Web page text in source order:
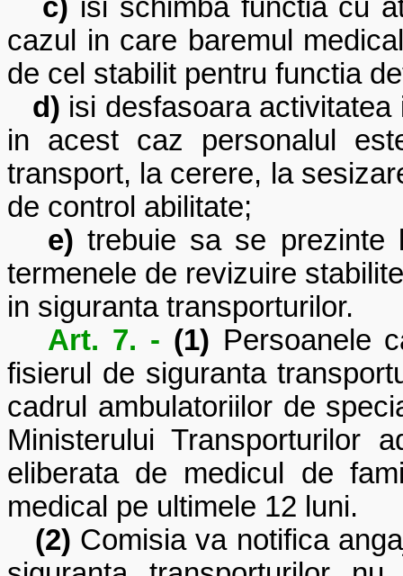
c) isi schimba functia cu
cazul in care baremul
de cel stabilit pentru functia
d) isi desfasoara
in acest caz personalul
transport, la cerere, la
de control abilitate;
e) trebuie sa se prezinte
termenele de revizuire
in siguranta transporturilor.
Art. 7. - (1) Persoanele
fisierul de siguranta
cadrul ambulatoriilor de
Ministerului Transporturilor
eliberata de medicul de
medical pe ultimele 12 luni.
(2) Comisia va notifica